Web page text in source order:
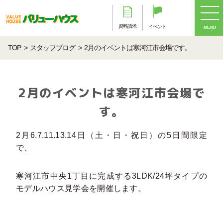
資料請求 イベント MENU
TOP スタッフブログ 2月のイベントは寒河江市会場です。
2月のイベントは寒河江市会場で
す。
2月6.7.11.13.14日（土・日・祝日）の5日間限定
で、
寒河江市中央1丁目に完成する3LDK/24坪タイプの
モデルハウス見学会を開催します。